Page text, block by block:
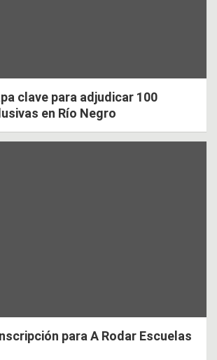
clave para adjudicar 100
en Río Negro
para A Rodar Escuelas